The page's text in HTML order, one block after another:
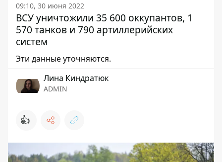
09:10, 30 июня 2022
ВСУ уничтожили 35 600 оккупантов, 1
570 танков и 790 артиллерийских
систем
Эти данные уточняются.
Лина Киндратюк
ADMIN
👍